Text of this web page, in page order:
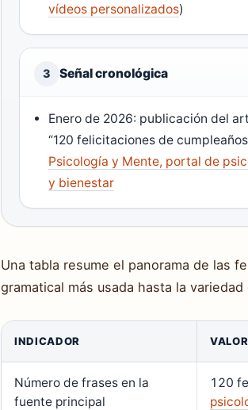
vídeos personalizados)
3 Señal cronológica
Enero de 2026: publicación del
“120 felicitaciones de
Psicología y Mente, portal de
y bienestar
Una tabla resume el panorama de las
gramatical más usada hasta la
INDICADOR VALOR
Número de frases en la
fuente principal
120